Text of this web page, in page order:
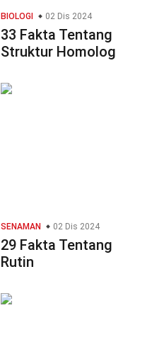
BIOLOGI 02 Dis 2024
33 Fakta Tentang
Struktur Homolog
SENAMAN 02 Dis 2024
29 Fakta Tentang
Rutin